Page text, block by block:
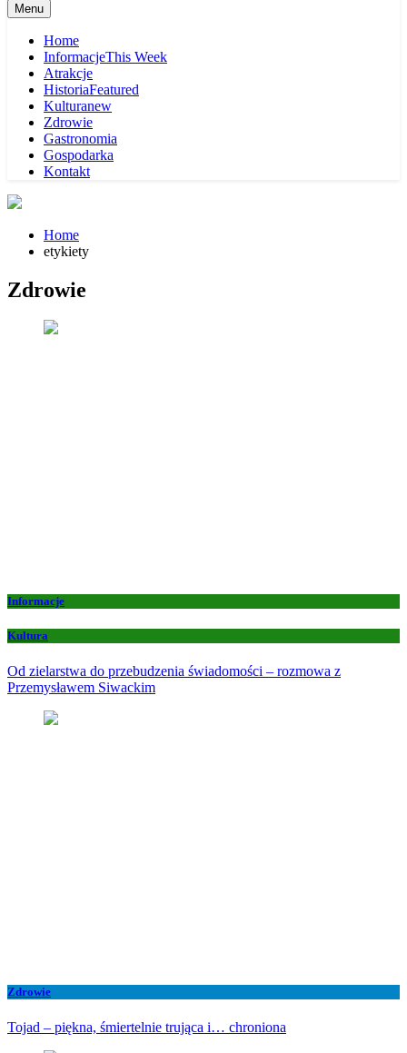
Menu
Home
InformacjeThis Week
Atrakcje
HistoriaFeatured
Kulturanew
Zdrowie
Gastronomia
Gospodarka
Kontakt
Home
etykiety
Zdrowie
Informacje
Kultura
Od zielarstwa do przebudzenia świadomości – rozmowa z
Przemysławem Siwackim
Zdrowie
Tojad – piękna, śmiertelnie trująca i… chroniona